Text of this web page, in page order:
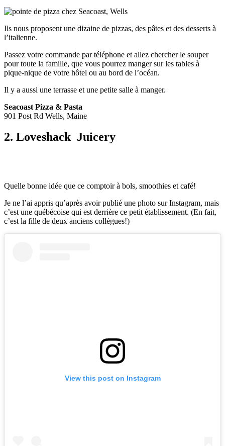
Ils nous proposent une dizaine de pizzas, des pâtes et des desserts à
l’italienne.
Passez votre commande par téléphone et allez chercher le souper
pour toute la famille, que vous pourrez manger sur les tables à
pique-nique de votre hôtel ou au bord de l’océan.
Il y a aussi une terrasse et une petite salle à manger.
Seacoast Pizza & Pasta
901 Post Rd Wells, Maine
2. Loveshack Juicery
Quelle bonne idée que ce comptoir à bols, smoothies et café!
Je ne l’ai appris qu’après avoir publié une photo sur Instagram, mais
c’est une québécoise qui est derrière ce petit établissement. (En fait,
c’est la fille de deux anciens collègues!)
View this post on Instagram